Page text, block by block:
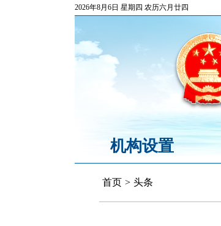
2026年8月6日 星期四 农历六月廿四
机构设置
首页 > 头条